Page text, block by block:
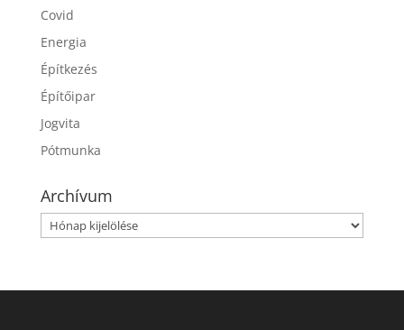
Covid
Energia
Építkezés
Építőipar
Jogvita
Pótmunka
Archívum
Archívum